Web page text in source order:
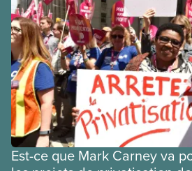
Est-ce que Mark Carney va